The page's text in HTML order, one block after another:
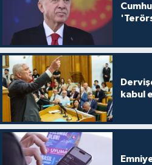
kabul